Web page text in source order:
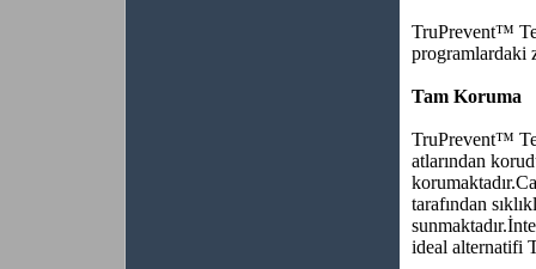
TruPrevent™
programlardaki
Tam Koruma
TruPrevent™
atlarından
tarafından
ideal alternatifi